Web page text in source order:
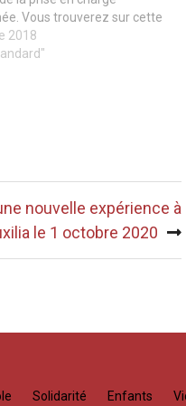
Vous trouverez sur cette
des centres en Ile
répondant à vos besoins :
2018
nouvelle expérience à
le 1 octobre 2020
Solidarité Enfants